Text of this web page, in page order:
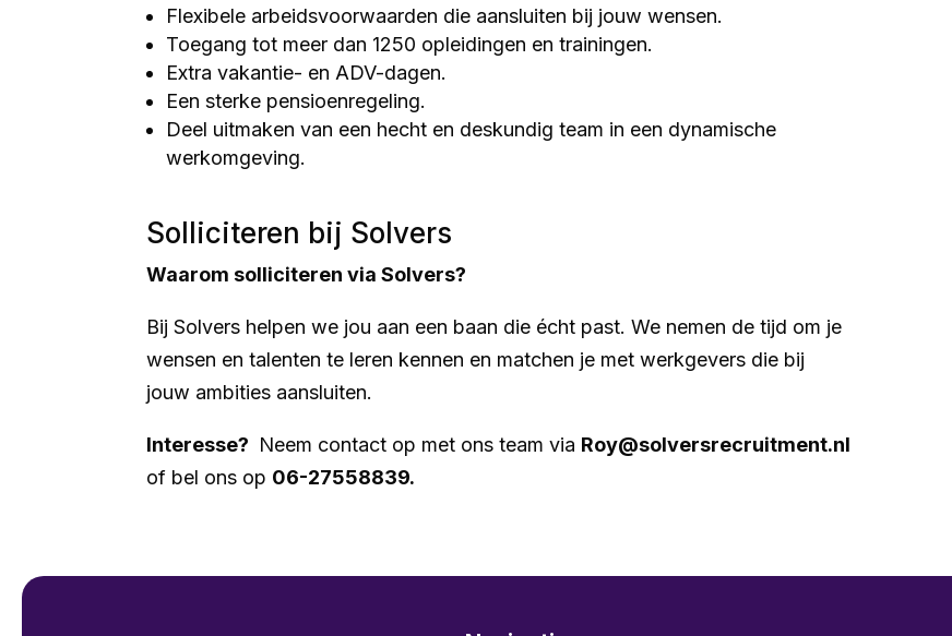
Flexibele arbeidsvoorwaarden die aansluiten bij jouw wensen.
Toegang tot meer dan 1250 opleidingen en trainingen.
Extra vakantie- en ADV-dagen.
Een sterke pensioenregeling.
Deel uitmaken van een hecht en deskundig team in een dynamische
werkomgeving.
Solliciteren bij Solvers
Waarom solliciteren via Solvers?
Bij Solvers helpen we jou aan een baan die écht past. We nemen de tijd om je
wensen en talenten te leren kennen en matchen je met werkgevers die bij
jouw ambities aansluiten.
Interesse? Neem contact op met ons team via Roy@solversrecruitment.nl
of bel ons op 06-27558839.